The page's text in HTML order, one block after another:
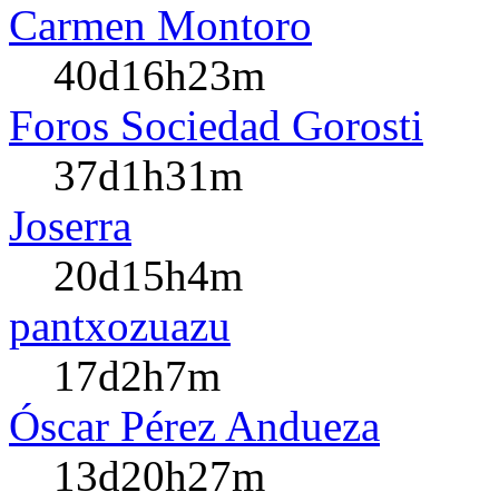
Carmen Montoro
40d16h23m
Foros Sociedad Gorosti
37d1h31m
Joserra
20d15h4m
pantxozuazu
17d2h7m
Óscar Pérez Andueza
13d20h27m